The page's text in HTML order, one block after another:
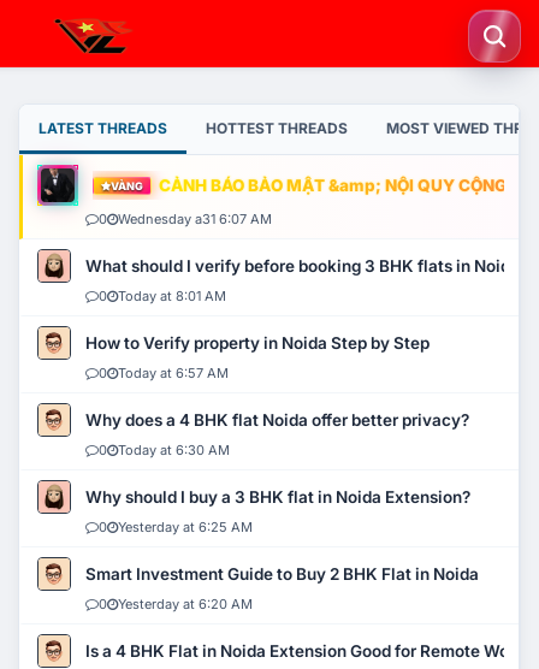
LATEST THREADS HOTTEST THREADS MOST VIEWED
VÀNG CẢNH BÁO BẢO MẬT &amp; NỘI QUY CỘNG
0 Wednesday a31 6:07 AM
What should I verify before booking 3 BHK flats in Noida?
0 Today at 8:01 AM
How to Verify property in Noida Step by Step
0 Today at 6:57 AM
Why does a 4 BHK flat Noida offer better privacy?
0 Today at 6:30 AM
Why should I buy a 3 BHK flat in Noida Extension?
0 Yesterday at 6:25 AM
Smart Investment Guide to Buy 2 BHK Flat in Noida
0 Yesterday at 6:20 AM
Is a 4 BHK Flat in Noida Extension Good for Remote Work?